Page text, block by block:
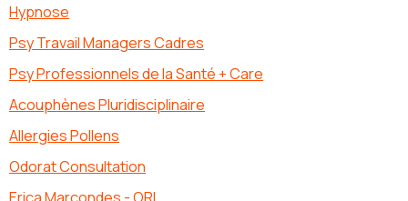
Hypnose
Psy Travail Managers Cadres
Psy Professionnels de la Santé + Care
Acouphènes Pluridisciplinaire
Allergies Pollens
Odorat Consultation